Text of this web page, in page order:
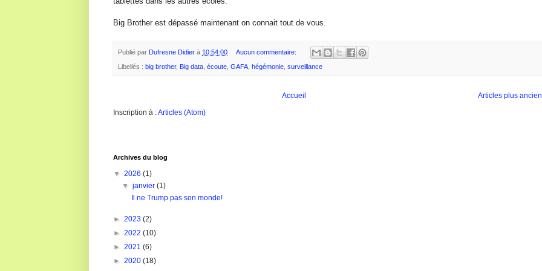
Big Brother est dépassé maintenant on connait tout de vous.
Publié par Dufresne Didier à 10:54:00 Aucun commentaire:
Libellés : big brother, Big data écoute GAFA hégémonie surveillance
Articles plus
Accueil
Inscription à :Articles (Atom)
Archives du blog
▼ 2026 (1)
▼janvier(1)
Il ne Trump pas son monde!
► 2023 (2)
► 2022 (10)
► 2021 (6)
► 2020 (18)